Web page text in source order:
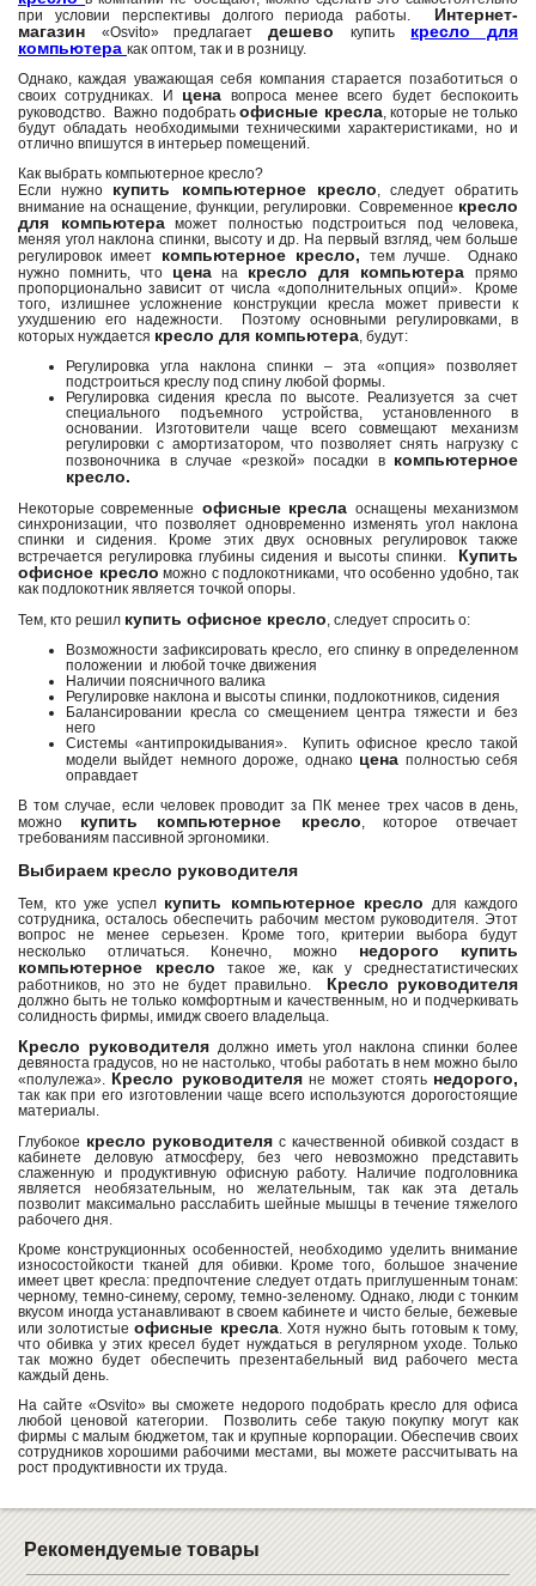
при условии перспективы долгого периода работы. Интернет-
магазин «Osvito» предлагаетдешево купить
кресло для
компьютера как оптом, так и в розницу.
Однако, каждая уважающая себя компания старается позаботиться о
своих сотрудниках. И цена вопроса менее всего будет беспокоить
руководство. Важно подобрать офисные кресла, которые не только
будут обладать необходимыми техническими характеристиками, но и
отлично впишутся в интерьер помещений.
Как выбрать компьютерное кресло?
Если нужно купить компьютерное кресло, следует обратить
внимание на оснащение, функции, регулировки. Современное кресло
для компьютераможет полностью подстроиться под человека,
меняя угол наклона спинки, высоту и др. На первый взгляд, чем больше
регулировок имеет
компьютерное кресло,тем лучше. Однако
нужно помнить, что цена на кресло для компьютера прямо
пропорционально зависит от числа «дополнительных опций». Кроме
того, излишнее усложнение конструкции кресла может привести к
ухудшению его надежности. Поэтому основными регулировками, в
которых нуждается кресло для компьютера, будут:
Регулировка угла наклона спинки – эта «опция» позволяет
подстроиться креслу под спину любой формы.
Регулировка сидения кресла по высоте. Реализуется за счет
специального подъемного устройства, установленного в
основании. Изготовители чаще всего совмещают механизм
регулировки с амортизатором, что позволяет снять нагрузку с
позвоночника в случае «резкой» посадки в компьютерное
кресло.
Некоторые современные офисные кресла оснащены механизмом
синхронизации, что позволяет одновременно изменять угол наклона
спинки и сидения. Кроме этих двух основных регулировок также
встречается регулировка глубины сидения и высоты спинки. Купить
офисное кресло можно с подлокотниками, что особенно удобно, так
как подлокотник является точкой опоры.
Тем, кто решил купить офисное кресло, следует спросить о:
Возможности зафиксировать кресло, его спинку в определенном
положении и любой точке движения
Наличии поясничного валика
Регулировке наклона и высоты спинки, подлокотников, сидения
Балансировании кресла со смещением центра тяжести и без
него
Системы «антипрокидывания». Купить офисное кресло такой
модели выйдет немного дороже, однако цена полностью себя
оправдает
В том случае, если человек проводит за ПК менее трех часов в день,
можно купить компьютерное кресло, которое отвечает
требованиям пассивной эргономики.
Выбираем кресло руководителя
Тем, кто уже успел купить компьютерное кресло для каждого
сотрудника, осталось обеспечить рабочим местом руководителя. Этот
вопрос не менее серьезен. Кроме того, критерии выбора будут
несколько отличаться. Конечно, можно недорого
купить
компьютерное кресло такое же, как у среднестатистических
работников, но это не будет правильно. Кресло руководителя
должно быть не только комфортным и качественным, но и подчеркивать
солидность фирмы, имидж своего владельца.
Кресло руководителя должно иметь угол наклона спинки более
девяноста градусов, но не настолько, чтобы работать в нем можно было
«полулежа». Кресло руководителяне может стоять недорого,
так как при его изготовлении чаще всего используются дорогостоящие
материалы.
Глубокое кресло руководителя с качественной обивкой создаст в
кабинете деловую атмосферу, без чего невозможно представить
слаженную и продуктивную офисную работу. Наличие подголовника
является необязательным, но желательным, так как эта деталь
позволит максимально расслабить шейные мышцы в течение тяжелого
рабочего дня.
Кроме конструкционных особенностей, необходимо уделить внимание
износостойкости тканей для обивки. Кроме того, большое значение
имеет цвет кресла: предпочтение следует отдать приглушенным тонам:
черному, темно-синему, серому, темно-зеленому. Однако, люди с тонким
вкусом иногда устанавливают в своем кабинете и чисто белые, бежевые
или золотистыеофисные кресла. Хотя нужно быть готовым к тому,
что обивка у этих кресел будет нуждаться в регулярном уходе. Только
так можно будет обеспечить презентабельный вид рабочего места
каждый день.
На сайте «Osvito» вы сможете недорого подобрать кресло для офиса
любой ценовой категории. Позволить себе такую покупку могут как
фирмы с малым бюджетом, так и крупные корпорации. Обеспечив своих
сотрудников хорошими рабочими местами, вы можете рассчитывать на
рост продуктивности их труда.
Рекомендуемые товары